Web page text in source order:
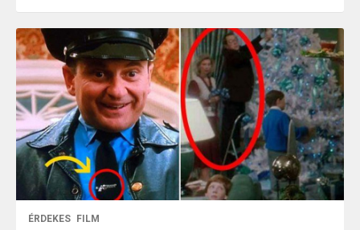
ÉRDEKES FILM